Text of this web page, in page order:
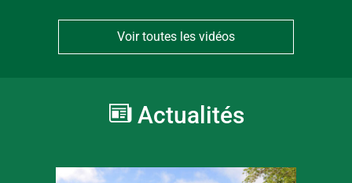
Voir toutes les vidéos
Actualités